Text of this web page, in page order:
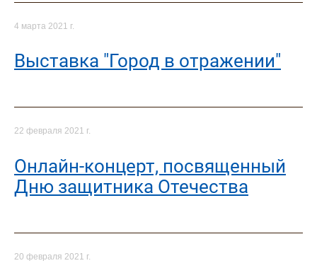
4 марта 2021 г.
Выставка "Город в отражении"
22 февраля 2021 г.
Онлайн-концерт, посвященный
Дню защитника Отечества
20 февраля 2021 г.